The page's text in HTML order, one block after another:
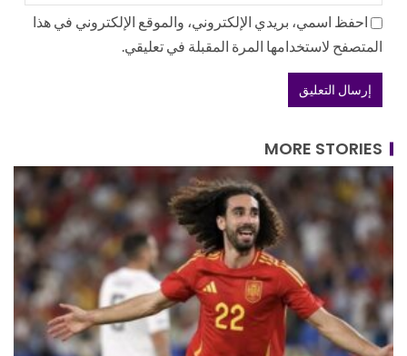
احفظ اسمي، بريدي الإلكتروني، والموقع الإلكتروني في هذا
المتصفح لاستخدامها المرة المقبلة في تعليقي.
MORE STORIES